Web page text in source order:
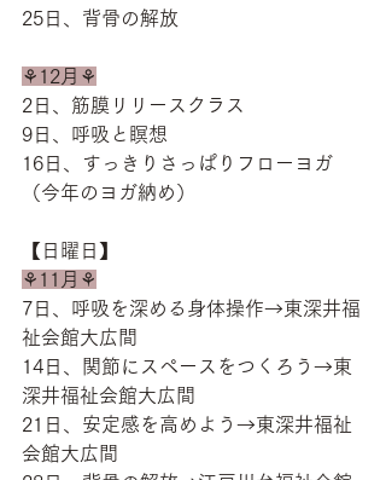
25日、背骨の解放
⚘12月⚘
2日、筋膜リリースクラス
9日、呼吸と瞑想
16日、すっきりさっぱりフローヨガ
（今年のヨガ納め）
【日曜日】
⚘11月⚘
7日、呼吸を深める身体操作→東深井福
祉会館大広間
14日、関節にスペースをつくろう→東
深井福祉会館大広間
21日、安定感を高めよう→東深井福祉
会館大広間